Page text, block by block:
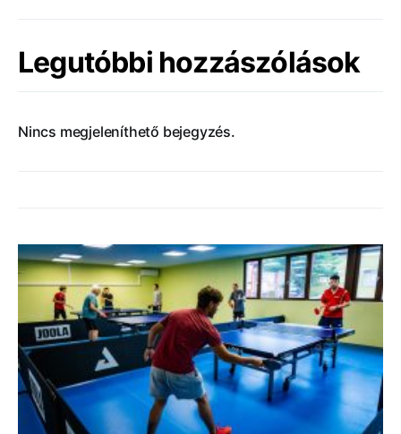
Legutóbbi hozzászólások
Nincs megjeleníthető bejegyzés.